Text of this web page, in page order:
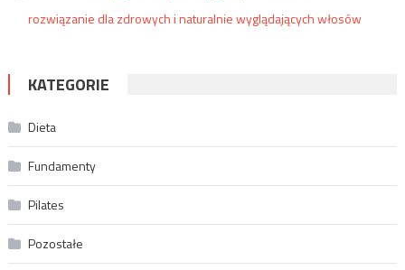
rozwiązanie dla zdrowych i naturalnie wyglądających włosów
KATEGORIE
Dieta
Fundamenty
Pilates
Pozostałe